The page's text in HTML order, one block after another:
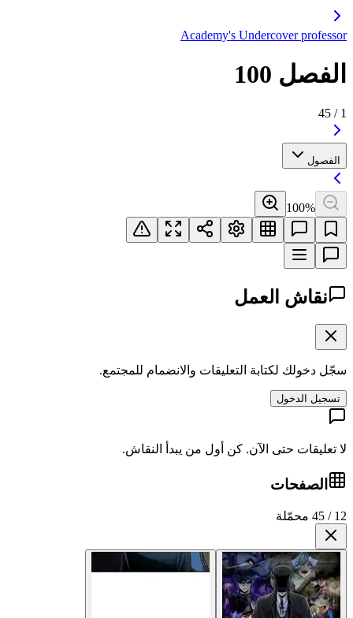
Academy's Undercover professor
الفصل 100
/
45
الفصول
100%
نقاش العمل
سجّل دخولك لكتابة التعليقات والانضمام للمجتمع.
تسجيل الدخول
لا تعليقات حتى الآن. كن أول من يبدأ النقاش.
الصفحات
12 / 45 محمّلة